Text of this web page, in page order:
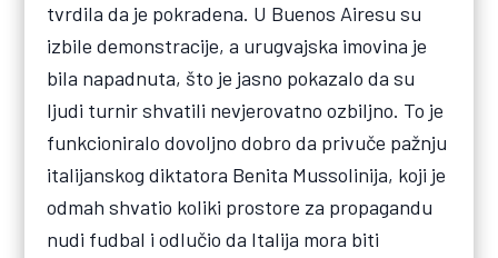
tvrdila da je pokradena. U Buenos Airesu su
izbile demonstracije, a urugvajska imovina je
bila napadnuta, što je jasno pokazalo da su
ljudi turnir shvatili nevjerovatno ozbiljno. To je
funkcioniralo dovoljno dobro da privuče pažnju
italijanskog diktatora Benita Mussolinija, koji je
odmah shvatio koliki prostore za propagandu
nudi fudbal i odlučio da Italija mora biti